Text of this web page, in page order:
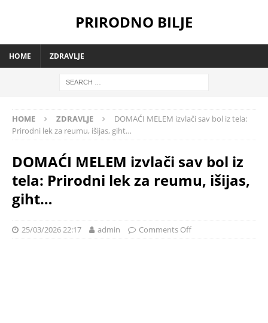
PRIRODNO BILJE
HOME ZDRAVLJE
HOME ZDRAVLJE
DOMAĆI MELEM izvlači sav bol iz tela:
Prirodni lek za reumu, išijas, giht…
DOMAĆI MELEM izvlači sav bol iz
tela: Prirodni lek za reumu, išijas,
giht…
25/03/2026 22:17 admin Comments Off